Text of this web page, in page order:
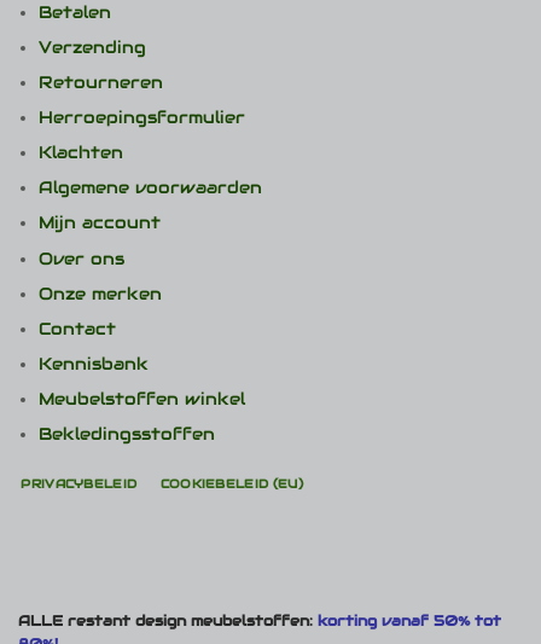
Betalen
Verzending
Retourneren
Herroepingsformulier
Klachten
Algemene voorwaarden
Mijn account
Over ons
Onze merken
Contact
Kennisbank
Meubelstoffen winkel
Bekledingsstoffen
PRIVACYBELEID COOKIEBELEID (EU)
ALLE restant design meubelstoffen: korting vanaf 50% tot